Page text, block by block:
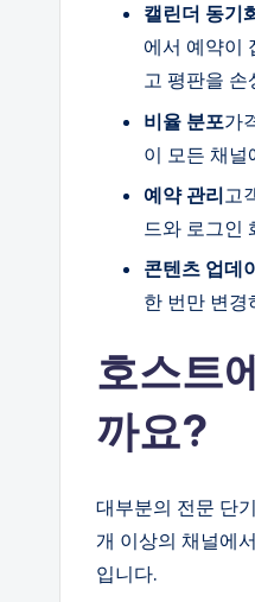
캘린더 동기
에서 예약이
고 평판을 손
비율 분포가
이 모든 채널
예약 관리고
드와 로그인
콘텐츠 업데
한 번만 변경
호스트
까요?
대부분의 전문 단
개 이상의 채널에
입니다.